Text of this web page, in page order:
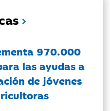
970.000
las ayudas a
de jóvenes